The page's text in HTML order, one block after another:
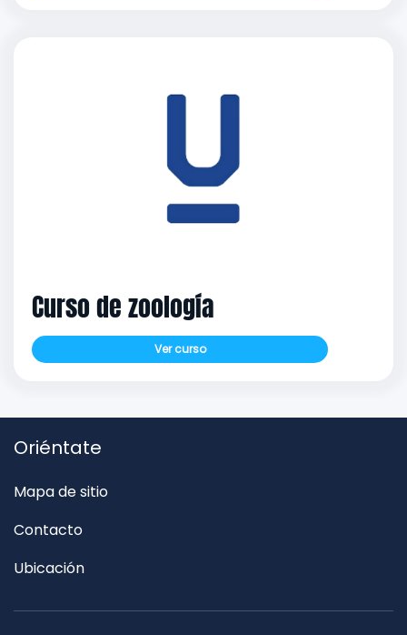
Curso de zoología
Ver curso
Oriéntate
Mapa de sitio
Contacto
Ubicación